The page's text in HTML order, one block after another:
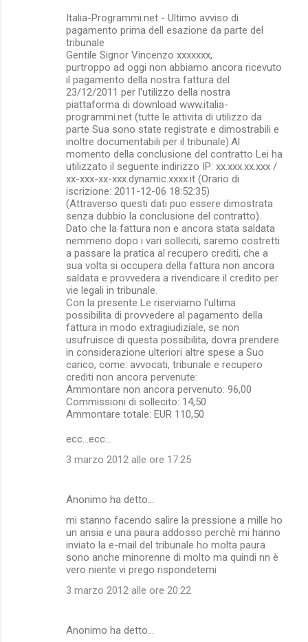
Italia-Programmi.net - Ultimo avviso di
pagamento prima dell esazione da parte del
tribunale
Gentile Signor Vincenzo xxxxxxx,
purtroppo ad oggi non abbiamo ancora ricevuto
il pagamento della nostra fattura del
23/12/2011 per l'utilizzo della nostra
piattaforma di download www.italia-
programmi.net (tutte le attivita di utilizzo da
parte Sua sono state registrate e dimostrabili e
inoltre documentabili per il tribunale).Al
momento della conclusione del contratto Lei ha
utilizzato il seguente indirizzo IP: xx.xxx.xx.xxx /
xx-xxx-xx-xxx.dynamic.xxxx.it (Orario di
iscrizione: 2011-12-06 18:52:35)
(Attraverso questi dati puo essere dimostrata
senza dubbio la conclusione del contratto).
Dato che la fattura non e ancora stata saldata
nemmeno dopo i vari solleciti, saremo costretti
a passare la pratica al recupero crediti, che a
sua volta si occupera della fattura non ancora
saldata e provvedera a rivendicare il credito per
vie legali in tribunale.
Con la presente Le riserviamo l'ultima
possibilita di provvedere al pagamento della
fattura in modo extragiudiziale, se non
usufruisce di questa possibilita, dovra prendere
in considerazione ulteriori altre spese a Suo
carico, come: avvocati, tribunale e recupero
crediti non ancora pervenute:
Ammontare non ancora pervenuto: 96,00
Commissioni di sollecito: 14,50
Ammontare totale: EUR 110,50
ecc...ecc...
3 marzo 2012 alle ore 17:25
Anonimo ha detto…
mi stanno facendo salire la pressione a mille ho
un ansia e una paura addosso perchè mi hanno
inviato la e-mail del tribunale ho molta paura
sono anche minorenne di molto ma quindi nn è
vero niente vi prego rispondetemi
3 marzo 2012 alle ore 20:22
Anonimo ha detto…